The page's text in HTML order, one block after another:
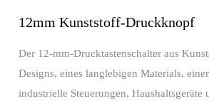
12mm Kunststoff-Druckknopf
Der 12-mm-Drucktastenschalter aus
Designs, eines langlebigen Materials,
industrielle Steuerungen,